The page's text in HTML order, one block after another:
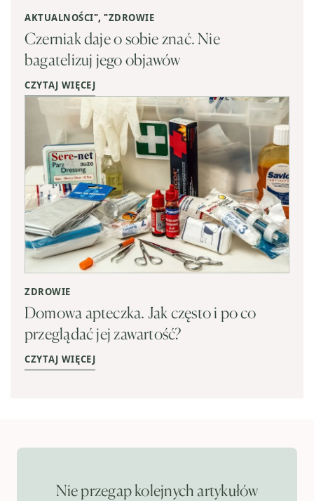
AKTUALNOŚCI", "ZDROWIE
Czerniak daje o sobie znać. Nie
bagatelizuj jego objawów
CZYTAJ WIĘCEJ
ZDROWIE
Domowa apteczka. Jak często i po co
przeglądać jej zawartość?
CZYTAJ WIĘCEJ
Nie przegap kolejnych artykułów